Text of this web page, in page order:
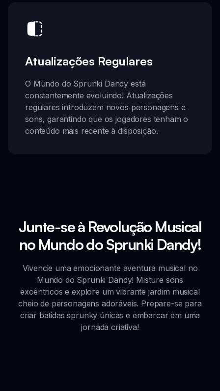
Atualizações Regulares
O Mundo do Sprunki Dandy está
constantemente evoluindo! Atualizações
regulares introduzem novos personagens e
sons, garantindo que os jogadores tenham o
conteúdo mais recente à disposição.
Junte-se à Revolução Musical
no Mundo do Sprunki Dandy!
Vivencie uma emocionante aventura musical no
Mundo do Sprunki Dandy! Misture sons
excêntricos e explore um vibrante jardim musical
cheio de personagens adoráveis. Prepare-se para
criar batidas sprunky únicas e embarcar em uma
jornada criativa!